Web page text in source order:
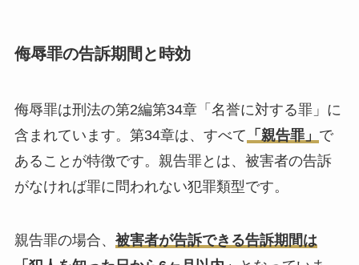
侮辱罪の告訴期間と時効
侮辱罪は刑法の第2編第34章「名誉に対する罪」に
含まれています。第34章は、すべて 「親告罪」 で
あることが特徴です。親告罪とは、被害者の告訴
がなければ罪に問われない犯罪類型です。
親告罪の場合、 被害者が告訴できる告訴期間は